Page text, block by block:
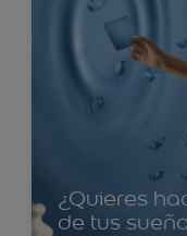
¿Quieres
de tus